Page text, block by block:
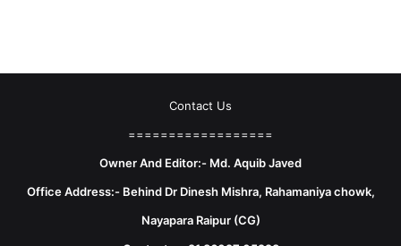
Contact Us
==================
Owner And Editor:- Md. Aquib Javed
Office Address:- Behind Dr Dinesh Mishra, Rahamaniya chowk,
Nayapara Raipur (CG)